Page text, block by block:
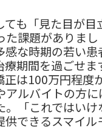
も「見た目が目
た課題がありまし
感な時期の若い患
期間を過ごせま
正は100万円程度
アルバイトの方に
。「これではいけ
供できるスマイル